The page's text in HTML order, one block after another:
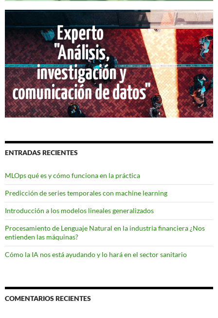
ENTRADAS RECIENTES
MLOps qué es y cómo funciona en la práctica
Predicción de series temporales con machine learning
Introducción a los modelos lineales generalizados
Procesamiento de Lenguaje Natural en la industria financiera ¿Nos
entienden las máquinas?
Cómo la IA nos está ayudando y lo hará en el sector sanitario
COMENTARIOS RECIENTES